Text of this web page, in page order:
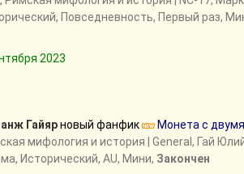
Повседневность, Первый раз,
2023
Гайярновый фанфик
Монета с
мифология и история | General, Гай
Исторический, AU, Мини, Закончен